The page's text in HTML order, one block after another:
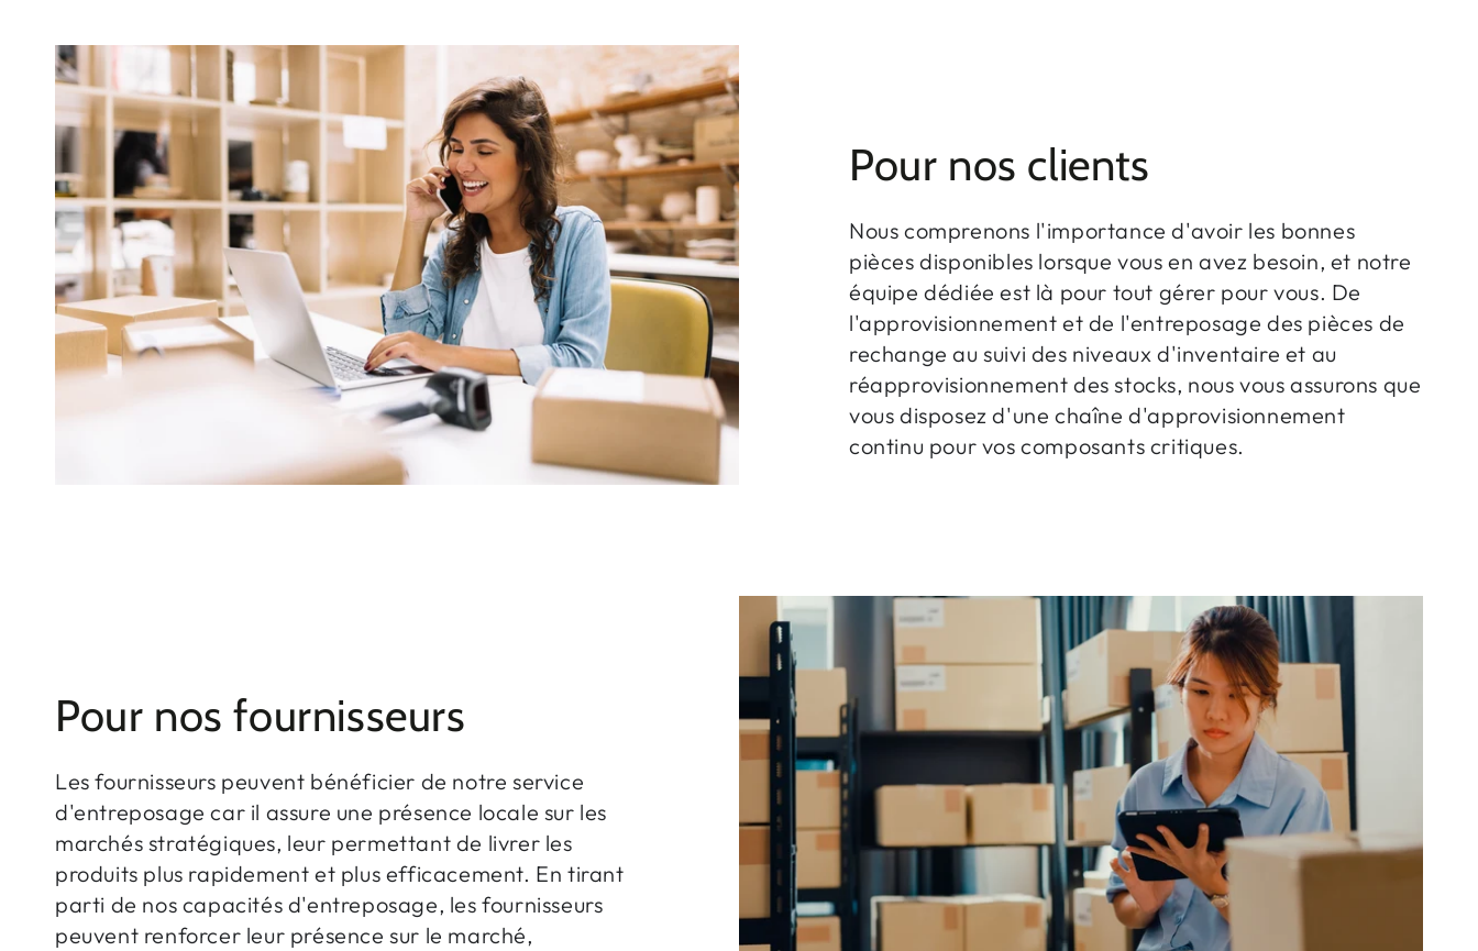
Pour nos clients
Nous comprenons l'importance d'avoir les bonnes
pièces disponibles lorsque vous en avez besoin, et notre
équipe dédiée est là pour tout gérer pour vous. De
l'approvisionnement et de l'entreposage des pièces de
rechange au suivi des niveaux d'inventaire et au
réapprovisionnement des stocks, nous vous assurons que
vous disposez d'une chaîne d'approvisionnement
continu pour vos composants critiques.
Pour nos fournisseurs
Les fournisseurs peuvent bénéficier de notre service
d'entreposage car il assure une présence locale sur les
marchés stratégiques, leur permettant de livrer les
produits plus rapidement et plus efficacement. En tirant
parti de nos capacités d'entreposage, les fournisseurs
peuvent renforcer leur présence sur le marché,